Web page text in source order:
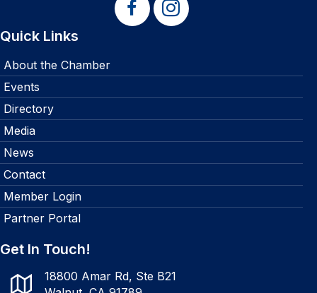
Quick Links
About the Chamber
Events
Directory
Media
News
Contact
Member Login
Partner Portal
Get In Touch!
18800 Amar Rd, Ste B21